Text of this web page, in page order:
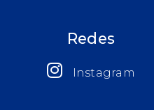
Redes
Instagram